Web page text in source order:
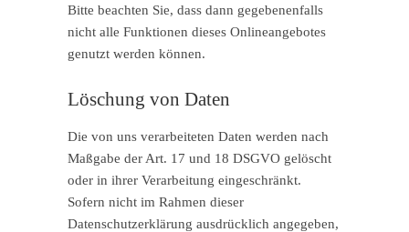
Bitte beachten Sie, dass dann gegebenenfalls
nicht alle Funktionen dieses Onlineangebotes
genutzt werden können.
Löschung von Daten
Die von uns verarbeiteten Daten werden nach
Maßgabe der Art. 17 und 18 DSGVO gelöscht
oder in ihrer Verarbeitung eingeschränkt.
Sofern nicht im Rahmen dieser
Datenschutzerklärung ausdrücklich angegeben,